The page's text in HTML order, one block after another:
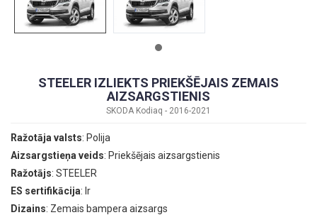
STEELER IZLIEKTS PRIEKŠĒJAIS ZEMAIS
AIZSARGSTIENIS
SKODA Kodiaq - 2016-2021
Ražotāja valsts: Polija
Aizsargstieņa veids: Priekšējais aizsargstienis
Ražotājs: STEELER
ES sertifikācija: Ir
Dizains: Zemais bampera aizsargs